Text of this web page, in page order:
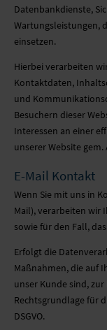
Datenbankdienste,
Wartungsleistungen,
einsetzen.
Hierbei verarbeiten
Kontaktdaten,
und
Besuchern dieser
Interessen an einer
unserer Website gem.
E-Mail Kontakt
Wenn Sie mit uns in
Mail), verarbeiten wir
sowie für den Fall,
Erfolgt die
Maßnahmen, die auf
unser Kunde sind,
Rechtsgrundlage für
DSGVO.